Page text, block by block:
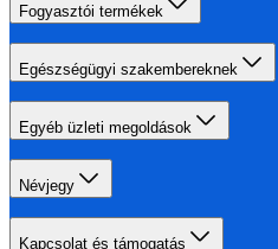
Fogyasztói termékek
Egészségügyi szakembereknek
Egyéb üzleti megoldások
Névjegy
Kapcsolat és támogatás